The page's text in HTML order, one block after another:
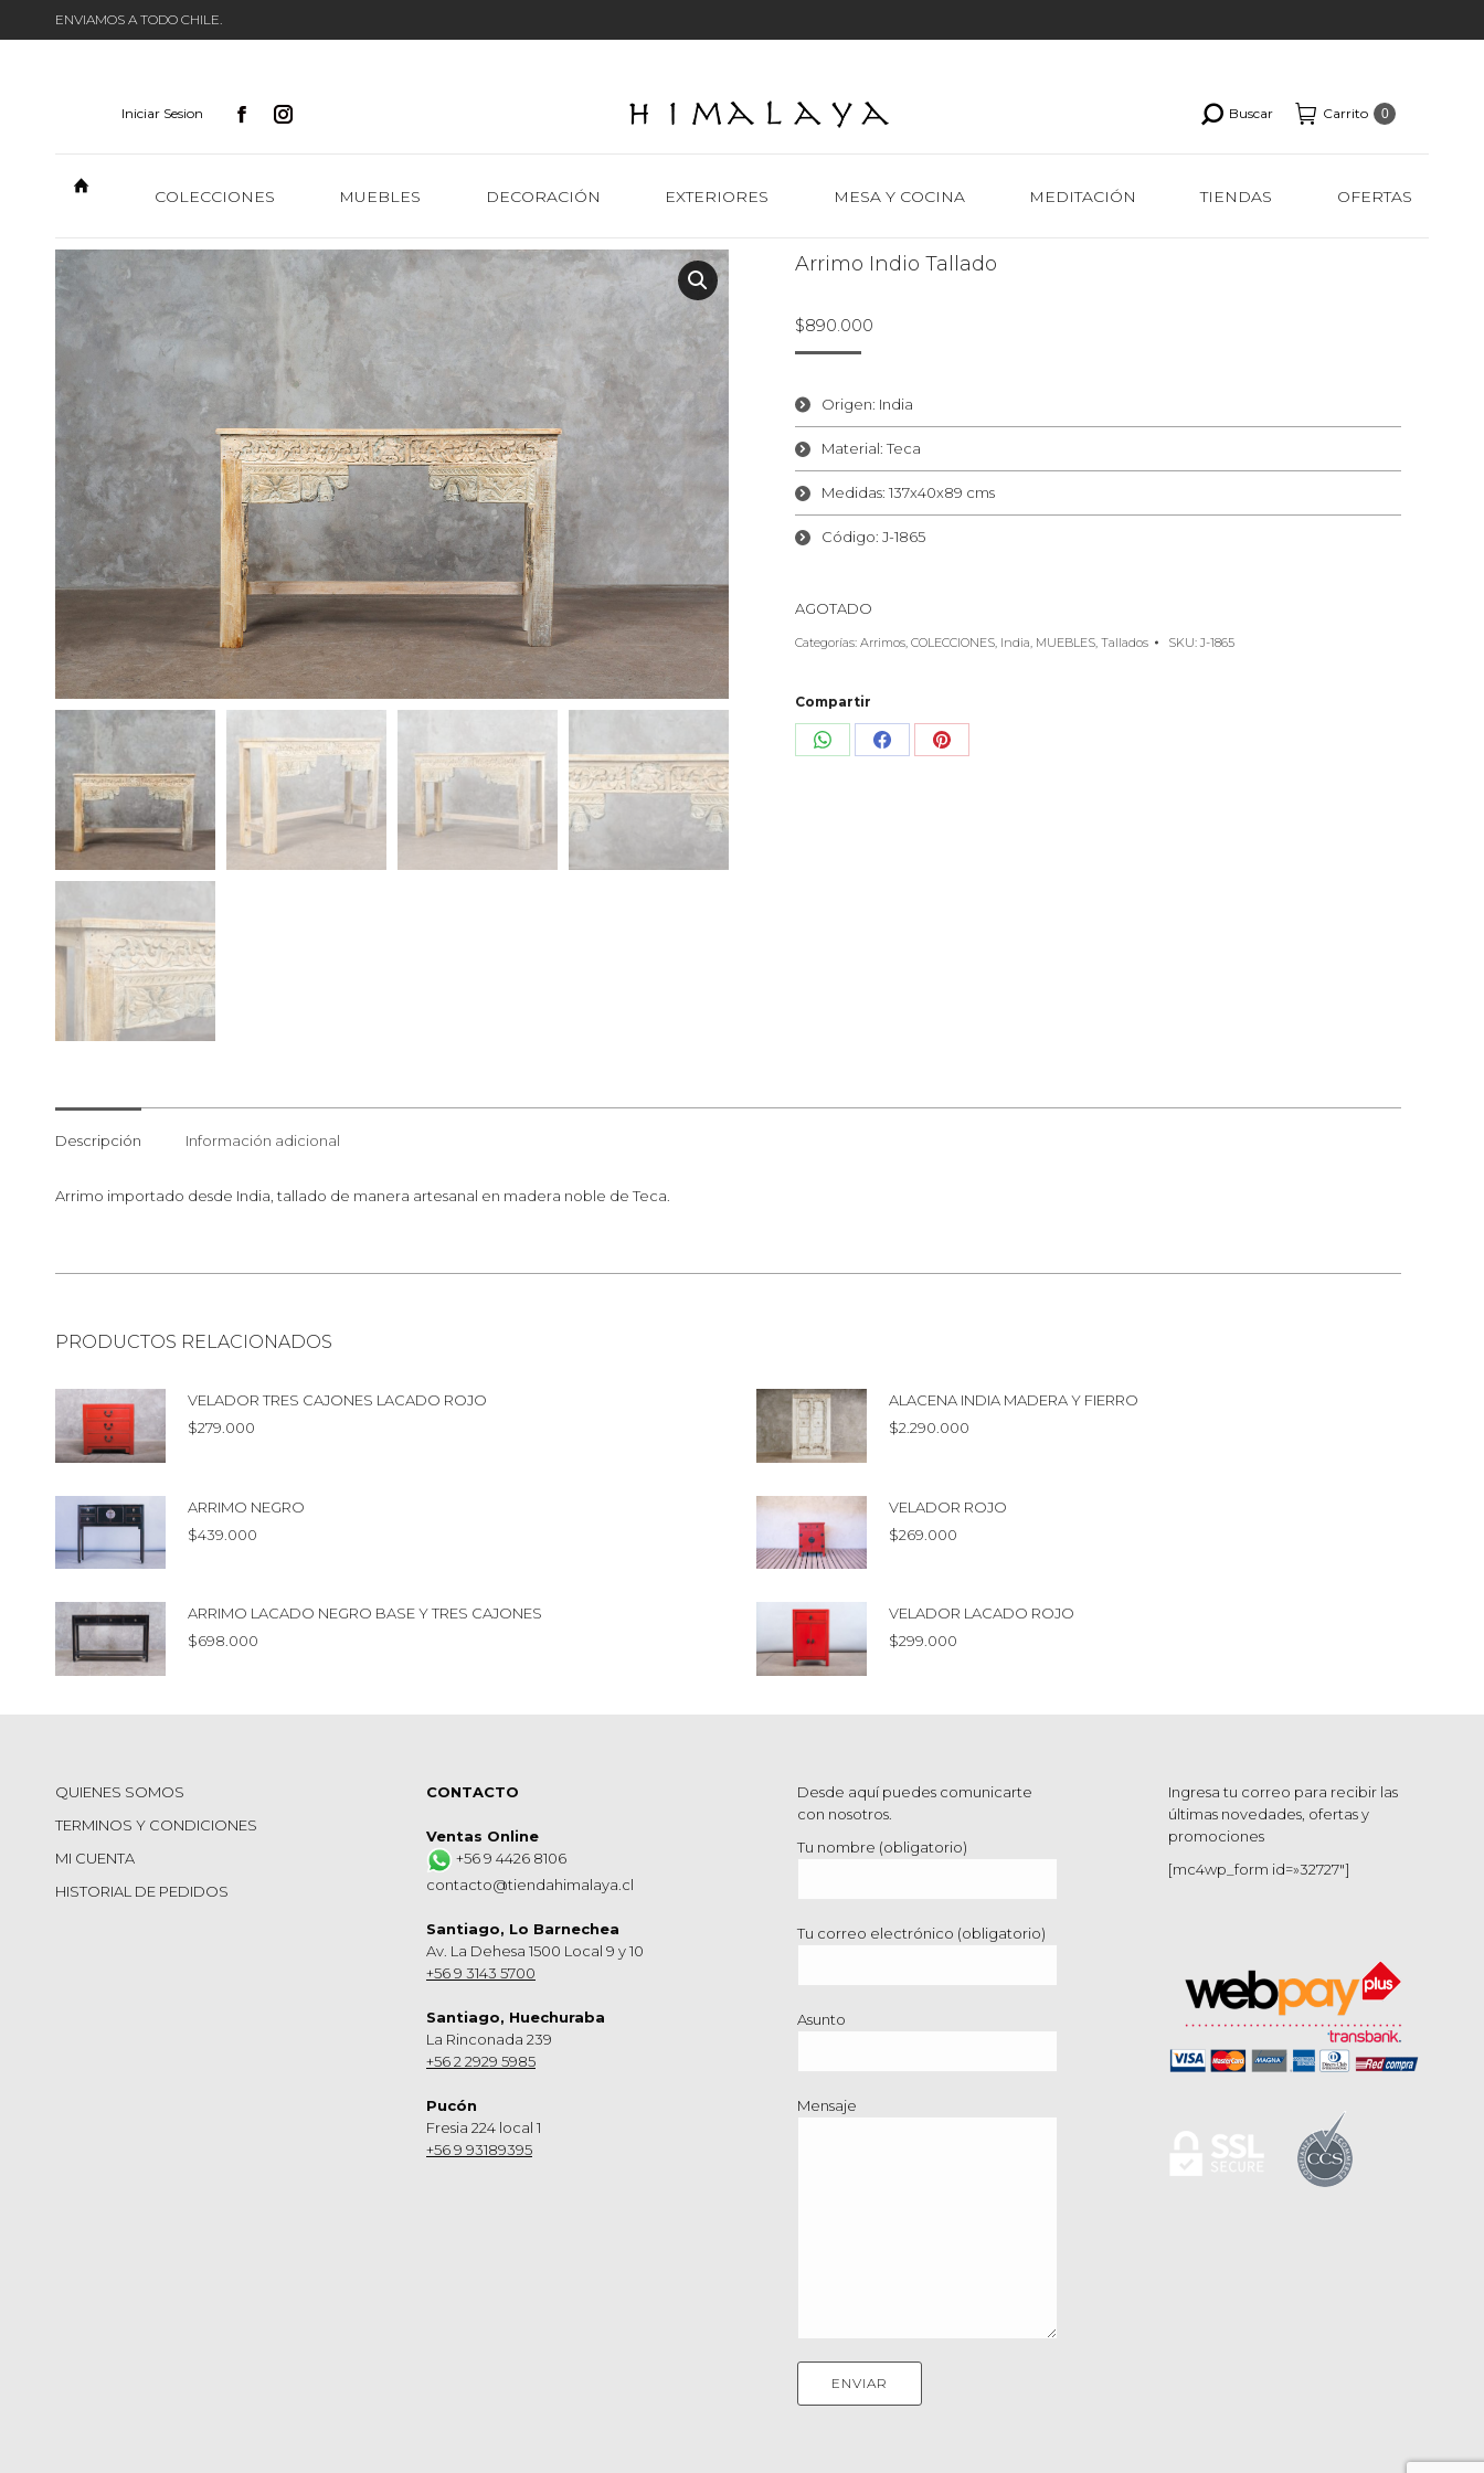
ENVIAMOS A TODO CHILE.
Iniciar Sesion Buscar Carrito 0
COLECCIONES MUEBLES DECORACIÓN EXTERIORES MESA Y COCINA MEDITACIÓN TIENDAS OFERTAS
Arrimo Indio Tallado
$890.000
Origen: India
Material: Teca
Medidas: 137x40x89 cms
Código: J-1865
AGOTADO
Categorías: Arrimos, COLECCIONES, India, MUEBLES, Tallados SKU: J-1865
Compartir
Share Share Share
Descripción Información adicional
Arrimo importado desde India, tallado de manera artesanal en madera noble de Teca.
PRODUCTOS RELACIONADOS
VELADOR TRES CAJONES LACADO ROJO
$279.000
ALACENA INDIA MADERA Y FIERRO
$2.290.000
ARRIMO NEGRO
$439.000
VELADOR ROJO
$269.000
ARRIMO LACADO NEGRO BASE Y TRES CAJONES
$698.000
VELADOR LACADO ROJO
$299.000
QUIENES SOMOS
TERMINOS Y CONDICIONES
MI CUENTA
HISTORIAL DE PEDIDOS
CONTACTO
Ventas Online
+56 9 4426 8106
contacto@tiendahimalaya.cl
Santiago, Lo Barnechea
Av. La Dehesa 1500 Local 9 y 10
+56 9 3143 5700
Santiago, Huechuraba
La Rinconada 239
+56 2 2929 5985
Pucón
Fresia 224 local 1
+56 9 93189395
Desde aquí puedes comunicarte
con nosotros.
Tu nombre (obligatorio)
Tu correo electrónico (obligatorio)
Asunto
Mensaje
Ingresa tu correo para recibir las
últimas novedades, ofertas y
promociones
[mc4wp_form id=»32727″]